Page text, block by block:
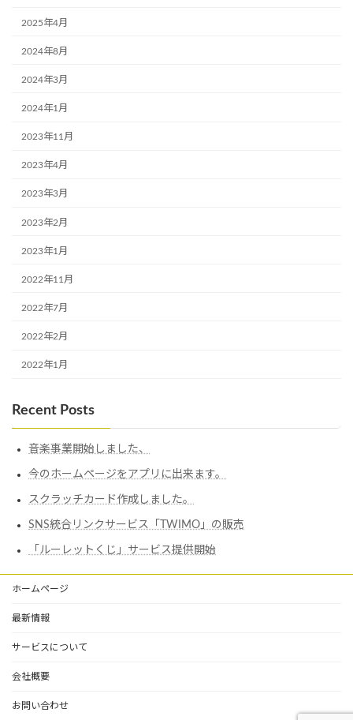
2025年4月
2024年8月
2024年3月
2024年1月
2023年11月
2023年4月
2023年3月
2023年2月
2023年1月
2022年11月
2022年7月
2022年2月
2022年1月
Recent Posts
音楽事業開始しました、
今のホームページをアプリに出来ます。
スクラッチカード作成しました。
SNS統合リンクサービス「TWIMO」の販売
「ルーレットくじ」サービス提供開始
ホームページ
最新情報
サービスについて
会社概要
お問い合わせ